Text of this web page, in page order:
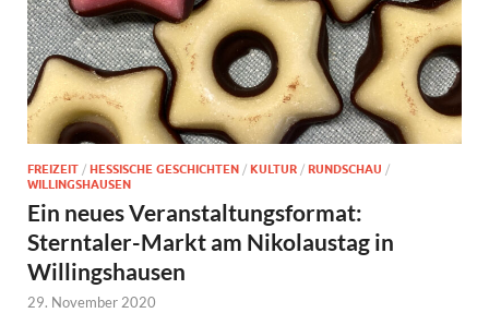
FREIZEIT / HESSISCHE GESCHICHTEN / KULTUR / RUNDSCHAU /
WILLINGSHAUSEN
Ein neues Veranstaltungsformat:
Sterntaler-Markt am Nikolaustag in
Willingshausen
29. November 2020